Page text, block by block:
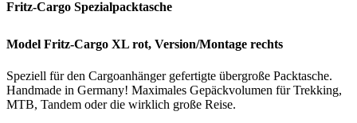
Fritz-Cargo Spezialpacktasche
Model Fritz-Cargo XL rot, Version/Montage rechts
Speziell für den Cargoanhänger gefertigte übergroße Packtasche.
Handmade in Germany! Maximales Gepäckvolumen für Trekking,
MTB, Tandem oder die wirklich große Reise.